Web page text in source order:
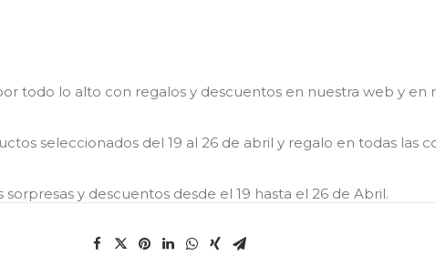
todo lo alto con regalos y descuentos en nuestra web y en
seleccionados del 19 al 26 de abril y regalo en todas las
y descuentos desde el 19 hasta el 26 de Abril.